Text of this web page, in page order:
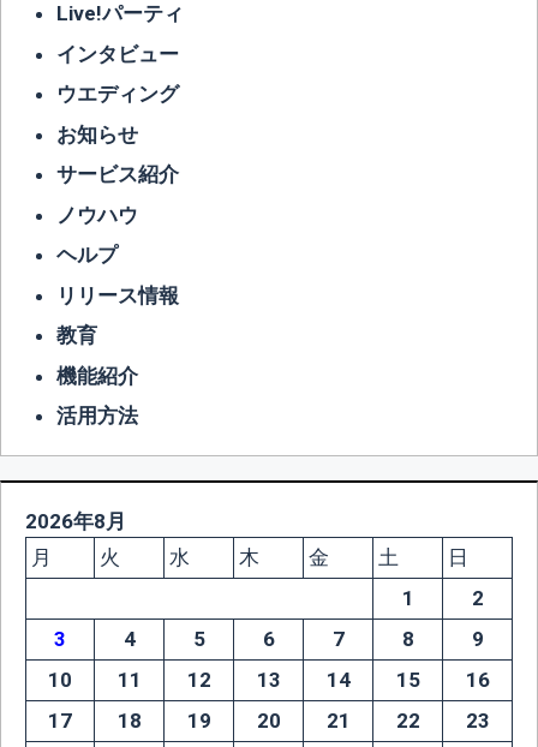
Live!パーティ
インタビュー
ウエディング
お知らせ
サービス紹介
ノウハウ
ヘルプ
リリース情報
教育
機能紹介
活用方法
2026年8月
月
火 水 木 金 土
日
1
2
3
4 5 6 7 8
9
10
11 12 13 14 15
16
17
18 19 20 21 22
23